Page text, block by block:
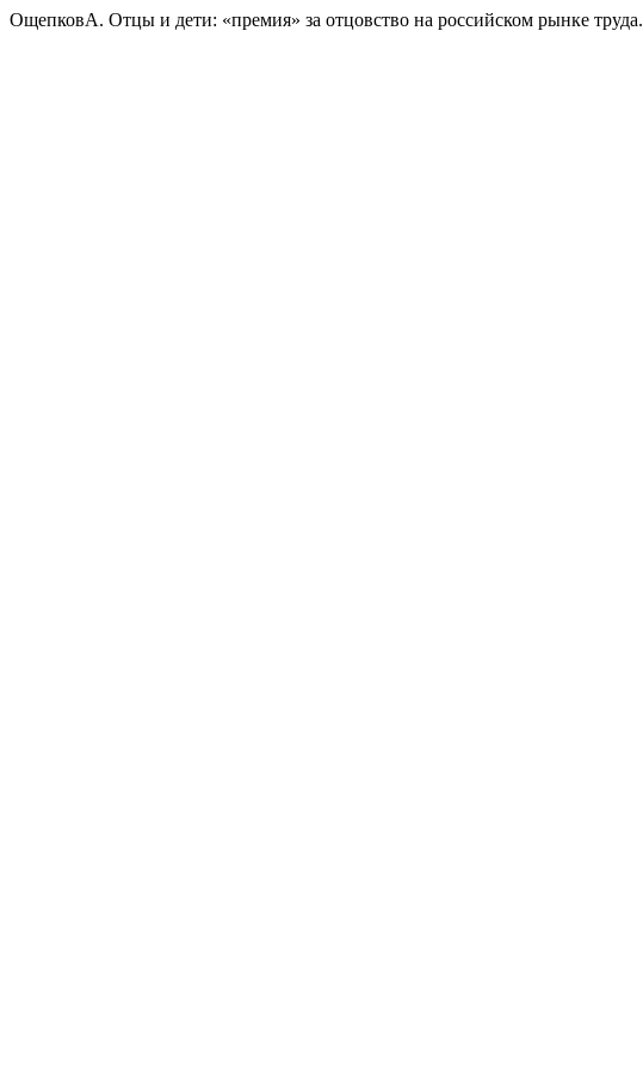
ОщепковА. Отцы и дети: «премия» за отцовство на российском рынке труда.